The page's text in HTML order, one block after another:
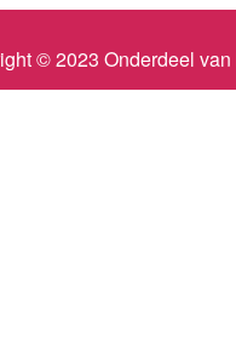
© 2023 Onderdeel van